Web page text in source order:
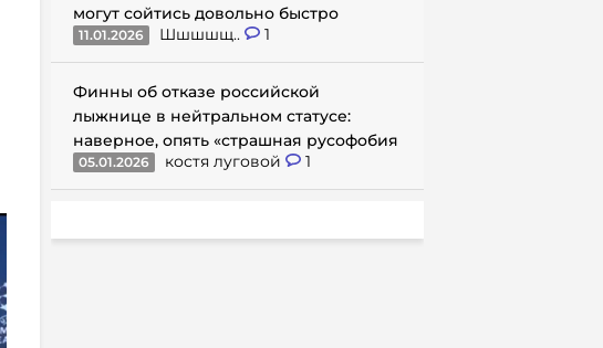
могут сойтись довольно быстро
11.01.2026 Шшшшщ.. 1
Финны об отказе российской
лыжнице в нейтральном статусе:
наверное, опять «страшная русофобия
05.01.2026 костя луговой 1